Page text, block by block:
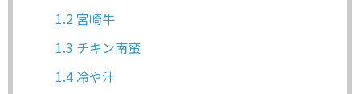
1.2 宮崎牛
1.3 チキン南蛮
1.4冷や汁